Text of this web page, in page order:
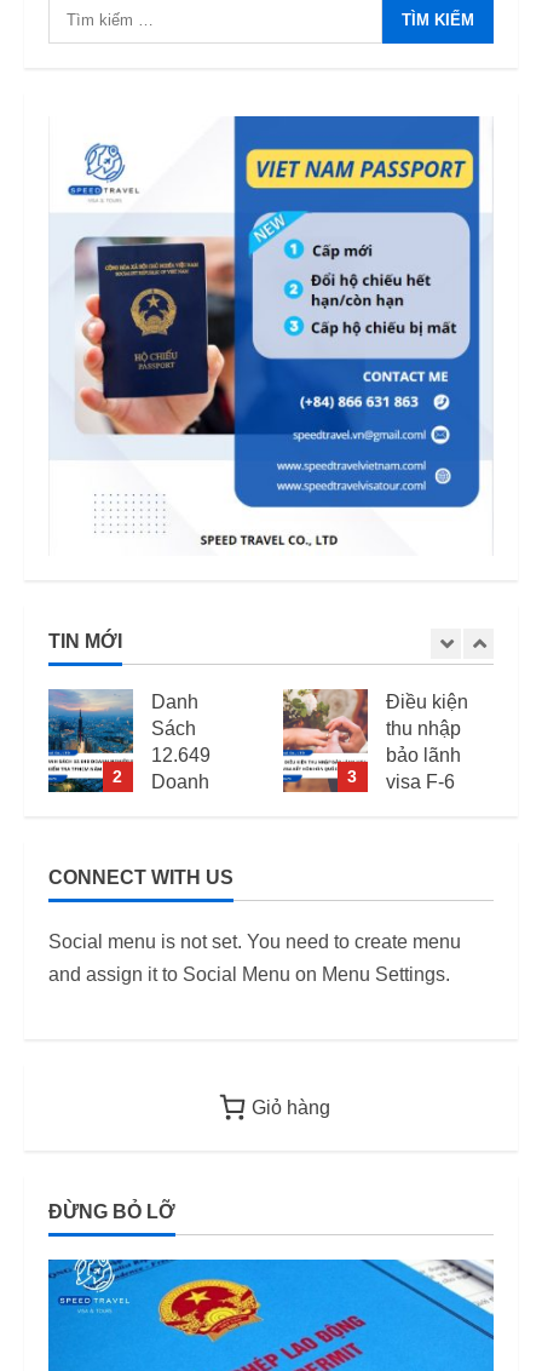
Tìm
kiếm
TIN MỚI
3
Điều kiện
thu nhập
bảo lãnh
visa F-6
Quy định
từ 2026
4
Mức phạt
quá hạn
visa Việt
Nam: Cập
CONNECT WITH US
Social menu is not set. You need to create menu
and assign it to Social Menu on Menu Settings.
Giỏ hàng
ĐỪNG BỎ LỠ